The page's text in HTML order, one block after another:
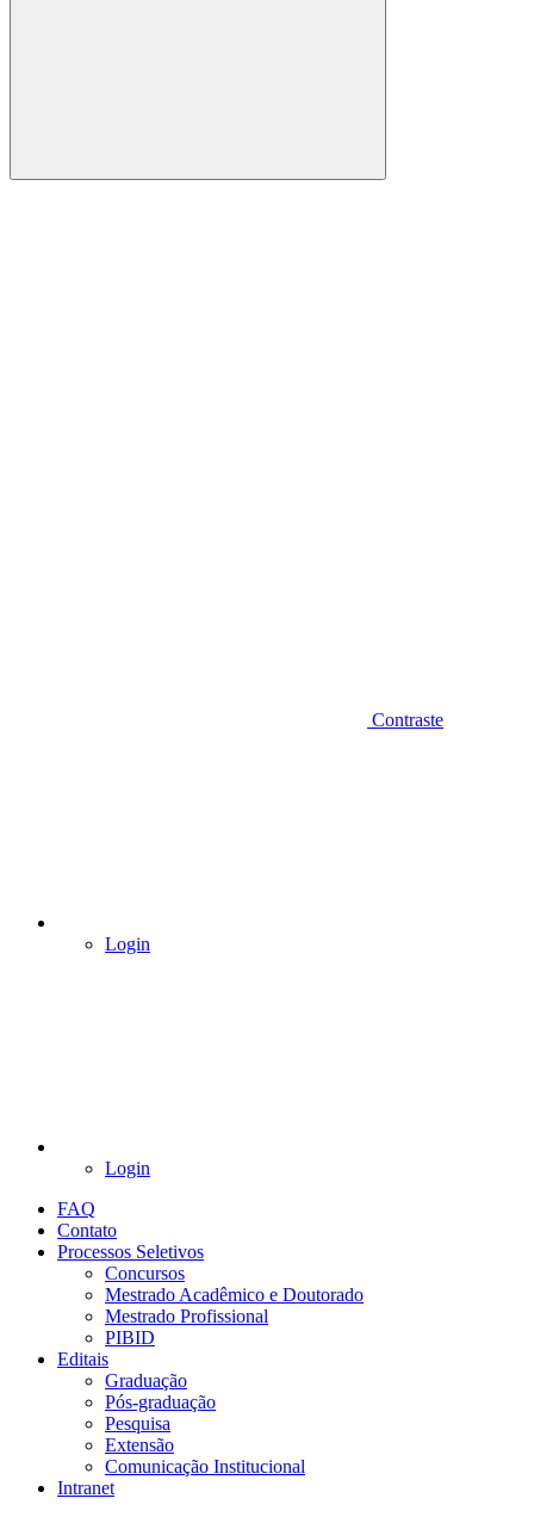
Buscar
Contraste
Login
Login
FAQ
Contato
Processos Seletivos
Concursos
Mestrado Acadêmico e Doutorado
Mestrado Profissional
PIBID
Editais
Graduação
Pós-graduação
Pesquisa
Extensão
Comunicação Institucional
Intranet